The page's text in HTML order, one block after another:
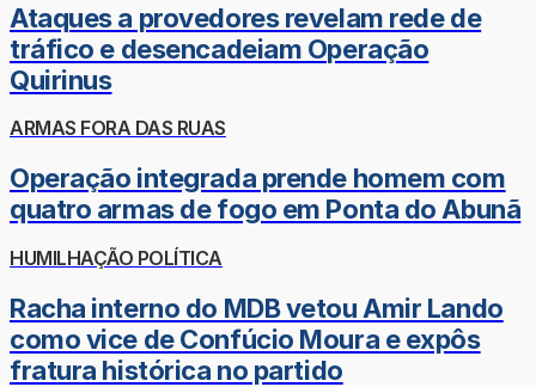
Ataques a provedores revelam rede de
tráfico e desencadeiam Operação
Quirinus
ARMAS FORA DAS RUAS
Operação integrada prende homem com
quatro armas de fogo em Ponta do Abunã
HUMILHAÇÃO POLÍTICA
Racha interno do MDB vetou Amir Lando
como vice de Confúcio Moura e expôs
fratura histórica no partido